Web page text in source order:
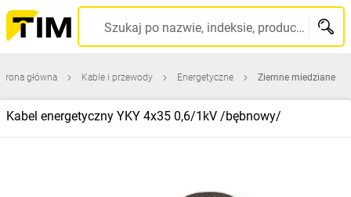
Szukaj po nazwie, indeksie, producencie, kodzie kreskowym...
główna Kable i przewody Energetyczne Ziemne miedziane
Kabel energetyczny YKY 4x35 0,6/1kV /bębnowy/